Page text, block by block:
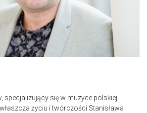
specjalizujący się w muzyce polskiej
życiu i twórczości Stanisława